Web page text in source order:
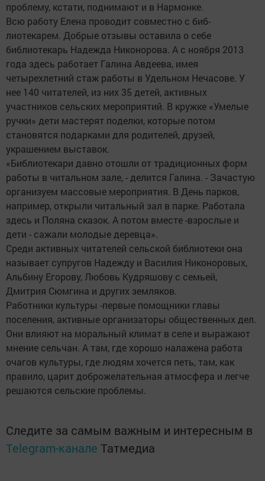
проблему, кстати, поднимают и в Нармонке.
Всю работу Елена проводит совместно с биб­
лиотекарем. Добрые отзывы оставила о себе
библиотекарь Надежда Никонорова. А с ноября 2013
года здесь работает Галина Авдеева, имея
четырехлетний стаж работы в Удельном Нечасове. У
нее 140 читателей, из них 35 детей, активных
участников сельских мероприятий. В кружке «Умелые
ручки» дети мастерят поделки, которые потом
становятся подарками для родителей, друзей,
украшением выставок.
«Библиотекари давно отошли от традиционных форм
работы в читальном зале, - делится Галина. - Зачастую
организуем массовые мероприятия. В День парков,
например, открыли читальный зал в парке. Работала
здесь и Поляна сказок. А потом вместе -взрослые и
дети - сажали молодые деревца».
Среди активных читателей сельской библиотеки она
называет супругов Надежду и Василия Никоноровых,
Альбину Егорову, Любовь Кудряшову с семьей,
Дмитрия Сюм­гина и других земляков.
Работники культуры -первые помощники главы
поселения, активные организаторы общественных дел.
Они влияют на моральный климат в селе и выражают
мнение сельчан. А там, где хорошо налажена работа
очагов культуры, где людям хочется петь, там, как
правило, царит доброжелательная атмосфера и легче
решаются сельские проблемы.
Следите за самым важным и интересным в
Telegram-канале Татмедиа